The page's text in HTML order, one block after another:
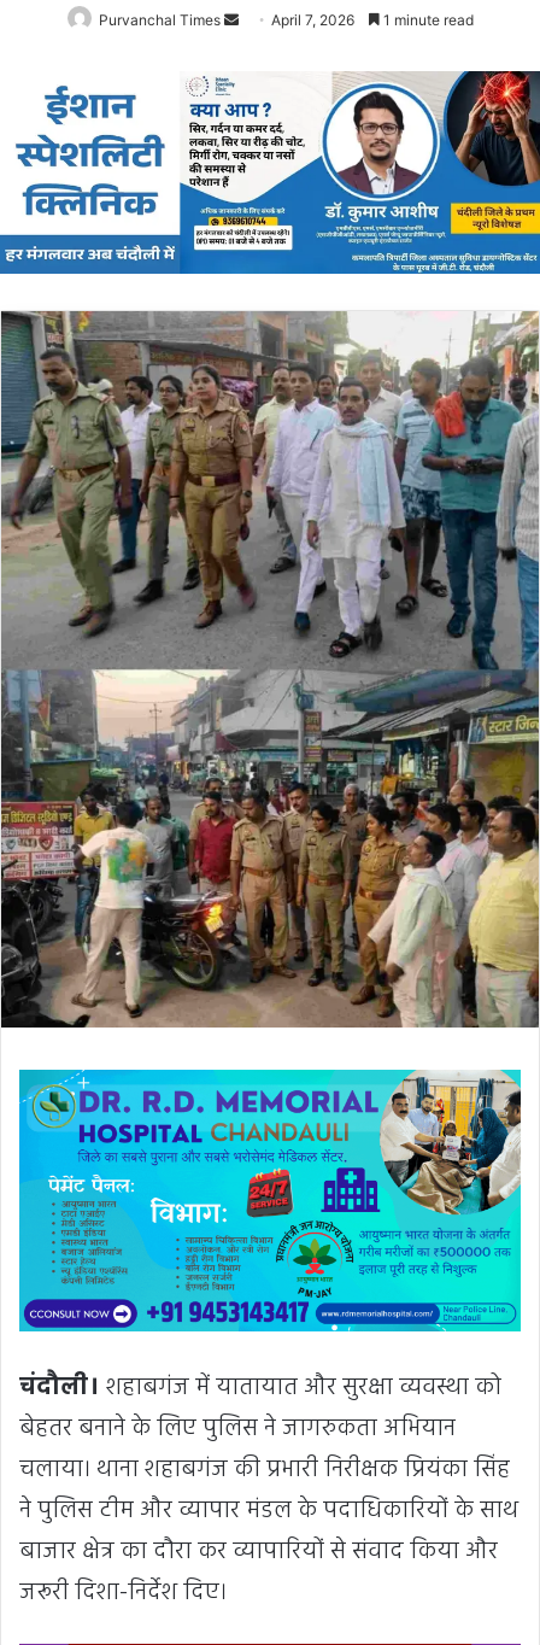
Purvanchal Times
SendApril 7, 2026 1 minute read
चंदौली। शहाबगंज में यातायात और सुरक्षा व्यवस्था को
बेहतर बनाने के लिए पुलिस ने जागरुकता अभियान
चलाया। थाना शहाबगंज की प्रभारी निरीक्षक प्रियंका सिंह
ने पुलिस टीम और व्यापार मंडल के पदाधिकारियों के साथ
बाजार क्षेत्र का दौरा कर व्यापारियों से संवाद किया और
जरूरी दिशा-निर्देश दिए।